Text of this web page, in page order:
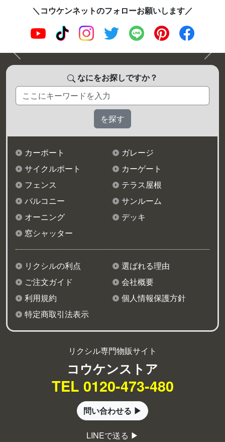
＼コウケンネットのフォローお願いします／
前へ
次へ
なにをお探しですか？
カーポート
ガレージ
サイクルポート
カーゲート
フェンス
テラス屋根
バルコニー
サンルーム
オーニング
デッキ
窓シャッター
リクシルの利点
選ばれる理由
ご注文ガイド
会社概要
利用規約
個人情報保護方針
特定商取引法表示
リクシル専門物販サイト
コウケンストア
TEL 0120-473-480
問い合わせる ▶
LINEで送る ▶